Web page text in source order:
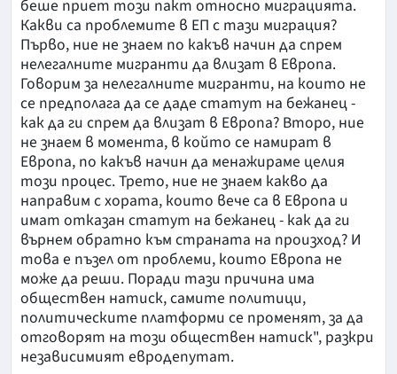
беше приет този пакт относно миграцията.
Какви са проблемите в ЕП с тази миграция?
Първо, ние не знаем по какъв начин да спрем
нелегалните мигранти да влизат в Европа.
Говорим за нелегалните мигранти, на които не
се предполага да се даде статут на бежанец -
как да ги спрем да влизат в Европа? Второ, ние
не знаем в момента, в който се намират в
Европа, по какъв начин да менажираме целия
този процес. Трето, ние не знаем какво да
направим с хората, които вече са в Европа и
имат отказан статут на бежанец - как да ги
върнем обратно към страната на произход? И
това е пъзел от проблеми, които Европа не
може да реши. Поради тази причина има
обществен натиск, самите политици,
политическите платформи се променят, за да
отговорят на този обществен натиск", разкри
независимият евродепутат.